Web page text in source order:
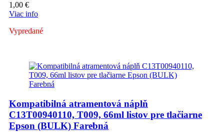
1,00 €
Viac info
Vypredané
Kompatibilná atramentová náplň
C13T00940110, T009, 66ml listov pre tlačiarne
Epson (BULK) Farebná